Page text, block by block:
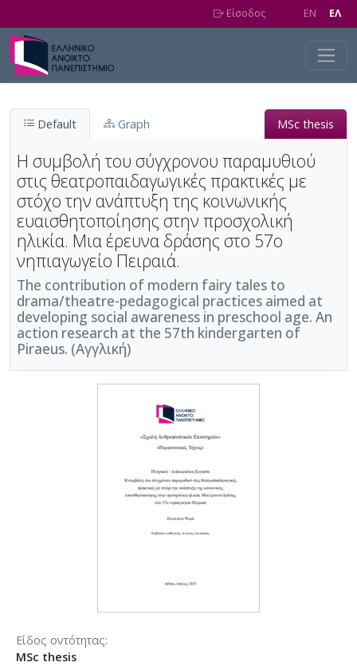
Είσοδος EN EΛ
Default Graph MSc thesis
Η συμβολή του σύγχρονου παραμυθιού
στις θεατροπαιδαγωγικές πρακτικές με
στόχο την ανάπτυξη της κοινωνικής
ευαισθητοποίησης στην προσχολική
ηλικία. Μια έρευνα δράσης στο 57ο
νηπιαγωγείο Πειραιά.
The contribution of modern fairy tales to
drama/theatre-pedagogical practices aimed at
developing social awareness in preschool age. An
action research at the 57th kindergarten of
Piraeus. (Αγγλική)
Είδος οντότητας
MSc thesis